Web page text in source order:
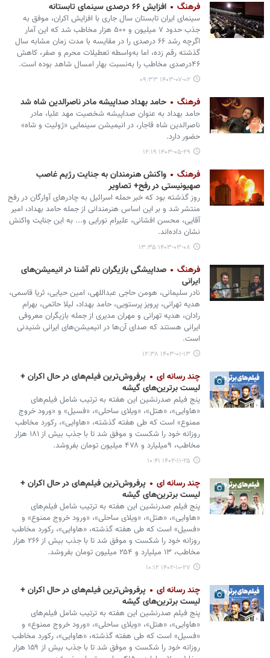
فرهنگ افزایش ۶۶ درصدی سینمای تابستانه
سینمای ایران تابستان سال جاری با افزایش اکران، موفق به
جذب حدود ۷ میلیون و ۵۰۰ هزار مخاطب شد که این آمار
اگرچه رشد ۶۶ درصدی را در مقایسه با مدت زمان مشابه سال
گذشته رقم زده، اما به‌واسطه تعطیلات محرم و صفر، کاهش
۴۶درصدی مخاطب را به‌نسبت بهار امسال شاهد بوده است.
۱۴۰۳-۰۷-۰۲ ۰۹:۳۳
فرهنگ حامد بهداد صداپیشه مادر ناصرالدین شاه شد
حامد بهداد به عنوان صداپیشه شخصیت مهد علیا، مادر
ناصرالدین شاه قاجار، در انیمیشن سینمایی «ژولیت و شاه»
حضور دارد.
۱۴۰۳-۰۵-۲۹ ۱۲:۱۹
فرهنگ
واکنش هنرمندان به جنایت رژیم غاصب
صهیونیستی در رفح+ تصاویر
روز گذشته بود که خبر حمله اسرائیل به چادرهای آوارگان در رفح
منتشر شد و بر این اساس هنرمندانی از جمله حامد بهداد، امیر
آقایی، محسن افشانی، علیرام نورایی و... به این جنایت واکنش
نشان داده‌اند.
۱۴۰۳-۰۳-۰۸ ۱۳:۳۵
فرهنگ
صداپیشگی بازیگران نام آشنا در انیمیشن‌های
ایرانی
نادر سلیمانی، هومن حاجی عبداللهی، امین حیایی، ثریا قاسمی،
هدیه تهرانی، پرویز پرستویی، حامد بهداد، لیلا حاتمی، بهرام
رادان، هدیه تهرانی و مهران مدیری از جمله بازیگران معروفی
ایرانی هستند که صدای آن‌ها در انیمیشن‌های ایرانی شنیدنی
است.
۱۴۰۳-۰۱-۱۳ ۱۲:۳۸
چند رسانه ای
پرفروش‌ترین فیلم‌های در حال اکران +
لیست برترین‌های گیشه
پنج فیلم صدرنشین این هفته به ترتیب شامل فیلم‌های
«هاوایی»، «هتل»، «ویلای ساحلی»، «فسیل» و «ورود خروج
ممنوع» است که طی هفته گذشته، «هاوایی»، رکورد مخاطب
روزانه خود را شکست و موفق شد تا با جذب بیش از ۱۸۱ هزار
مخاطب، ۹میلیارد و ۴۷۸ میلیون تومان بفروشد.
۱۴۰۲-۱۱-۲۵ ۱۰:۴۱
چند رسانه ای
پرفروش‌ترین فیلم‌های در حال اکران +
لیست برترین‌های گیشه
پنج فیلم صدرنشین این هفته به ترتیب شامل فیلم‌های
«هاوایی»، «هتل»، «ویلای ساحلی»، «ورود خروج ممنوع» و
«فسیل» است که طی هفته گذشته، «هاوایی»، رکورد مخاطب
روزانه خود را شکست و موفق شد تا با جذب بیش از ۲۶۶ هزار
مخاطب، ۱۳ میلیارد و ۲۵۴ میلیون تومان بفروشد.
۱۴۰۲-۱۰-۲۷ ۱۰:۱۲
چند رسانه ای
پرفروش‌ترین فیلم‌های در حال اکران +
لیست برترین‌های گیشه
پنج فیلم صدرنشین این هفته به ترتیب شامل فیلم‌های
«هاوایی»، «هتل»، «ویلای ساحلی»، «ورود خروج ممنوع» و
«فسیل» است که طی هفته گذشته، «هاوایی»، رکورد مخاطب
روزانه خود را شکست و موفق شد تا با جذب بیش از ۱۵۹ هزار